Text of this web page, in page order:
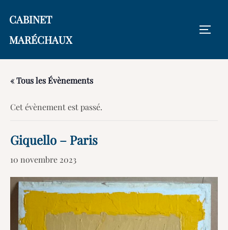
contenu
CABINET
MARÉCHAUX
« Tous les Évènements
Cet évènement est passé.
Giquello – Paris
10 novembre 2023